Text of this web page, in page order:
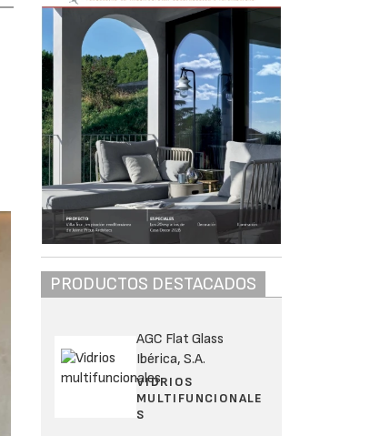
PRODUCTOS DESTACADOS
AGC Flat Glass
Ibérica, S.A.
VIDRIOS
MULTIFUNCIONALE
S